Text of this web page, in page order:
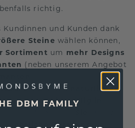
richtig.
Kundinnen und Kunden dank
Steine wählen können,
Sortiment um mehr Designs
(neben unserem Angebot
). Nicht jede/r kann
€für einen
natürlichen
— und das ist völlig in
ehrliche Beratung
DBM FAMILY